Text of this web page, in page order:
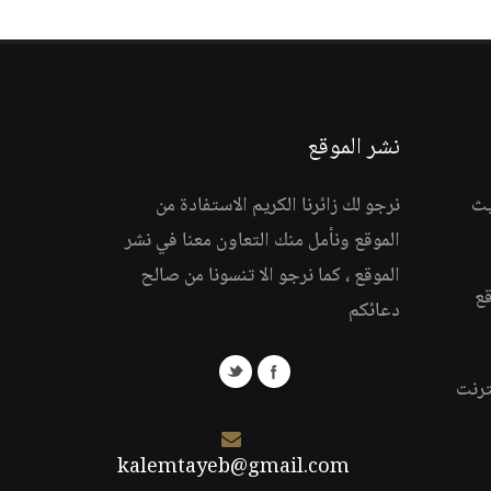
نشر الموقع
نرجو لك زائرنا الكريم الاستفادة من
الموقع ونأمل منك التعاون معنا في نشر
الموقع ، كما نرجو الا تنسونا من صالح
دعائكم
kalemtayeb@gmail.com